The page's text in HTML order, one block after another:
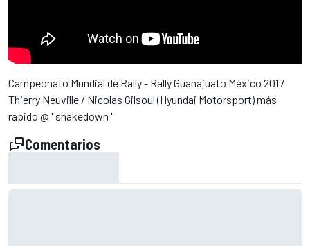
Campeonato Mundial de Rally - Rally Guanajuato México 2017
Thierry Neuville / Nicolas Gilsoul (Hyundai Motorsport) más
rápido @ ' shakedown '
Comentarios